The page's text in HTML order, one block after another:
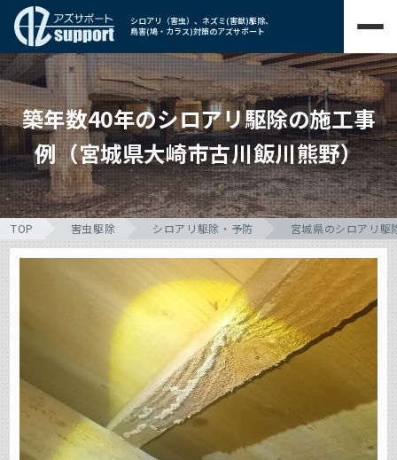
シロアリ（害虫）、ネズミ(害獣)駆除、
鳥害(鳩・カラス)対策のアズサポート
築年数40年のシロアリ駆除の施工事
例（宮城県大崎市古川飯川熊野）
TOP 害虫駆除 シロアリ駆除・予防 宮城県のシロアリ駆